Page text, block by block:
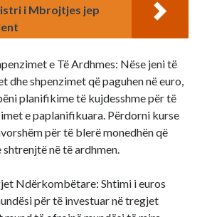
i Mbrojtjes jep
e Të Ardhmes: Nëse jeni të
dhe shpenzimet që paguhen në euro,
planifikime të kujdesshme për të
e paplanifikuara. Përdorni kurse
për të blerë monedhën që
shtrenjtë në të ardhmen.
Ndërkombëtare: Shtimi i euros
për të investuar në tregjet